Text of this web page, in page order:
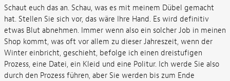
Schaut euch das an. Schau, was es mit meinem Dübel gemacht
hat. Stellen Sie sich vor, das wäre Ihre Hand. Es wird definitiv
etwas Blut abnehmen. Immer wenn also ein solcher Job in meinen
Shop kommt, was oft vor allem zu dieser Jahreszeit, wenn der
Winter einbricht, geschieht, befolge ich einen dreistufigen
Prozess, eine Datei, ein Kleid und eine Politur. Ich werde Sie also
durch den Prozess führen, aber Sie werden bis zum Ende